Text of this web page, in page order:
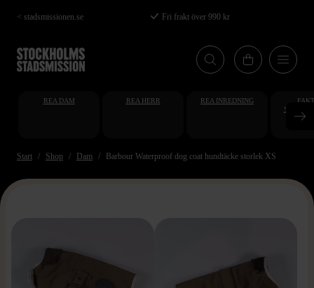
Hoppa
till
huvudinnehåll
< stadsmissionen.se Fri frakt över 990 kr
REA DAM REA HERR REA INREDNING
Start Shop Dam Barbour Waterproof dog coat hundtäcke storlek XS